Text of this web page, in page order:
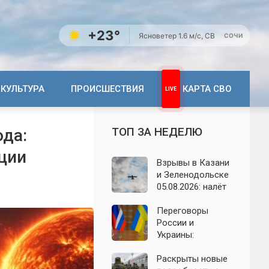
+23° Ясноветер 1.6 м/с, СВ СОЧИ
КУЛЬТУРА ПРОИСШЕСТВИЯ КАРТА СВО
ТОП ЗА НЕДЕЛЮ
Взрывы в Казани
и Зеленодольске
05.08.2026: налёт
Татарстан,
последствия
ночной атаки
Переговоры
России и
Украины:
заявления о
Раскрыты новые